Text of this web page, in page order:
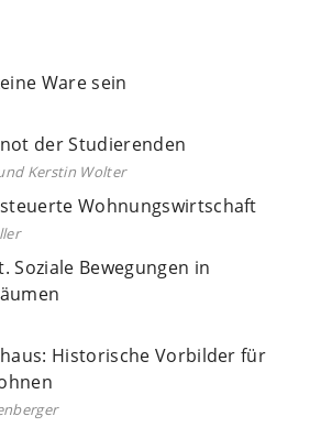
Ware sein
der Studierenden
Kerstin Wolter
Wohnungswirtschaft
Soziale Bewegungen in
Historische Vorbilder für